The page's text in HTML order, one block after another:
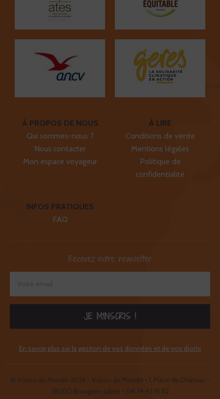
À PROPOS DE NOUS
Qui sommes-nous ?
Nous contacter
Mon espace voyageur
À LIRE
Conditions de vente
Mentions légales
Politique de
confidentialité
INFOS PRATIQUES
FAQ
Recevez notre newsletter
JE M'INSCRIS !
En savoir plus sur la gestion de vos données et de vos droits
© Vision du Monde 2026 - Vision du Monde • 1, Place du Château -
38300 Bourgoin-Jallieu - 04 74 43 91 82